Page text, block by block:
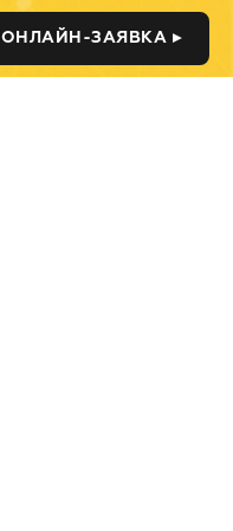
ОНЛАЙН-ЗАЯВКА ▸